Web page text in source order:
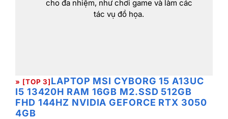
cho đa nhiệm, như chơi game và làm các
tác vụ đồ họa.
» [TOP 3]LAPTOP MSI CYBORG 15 A13UC
I5 13420H RAM 16GB M2.SSD 512GB
FHD 144HZ NVIDIA GEFORCE RTX 3050
4GB